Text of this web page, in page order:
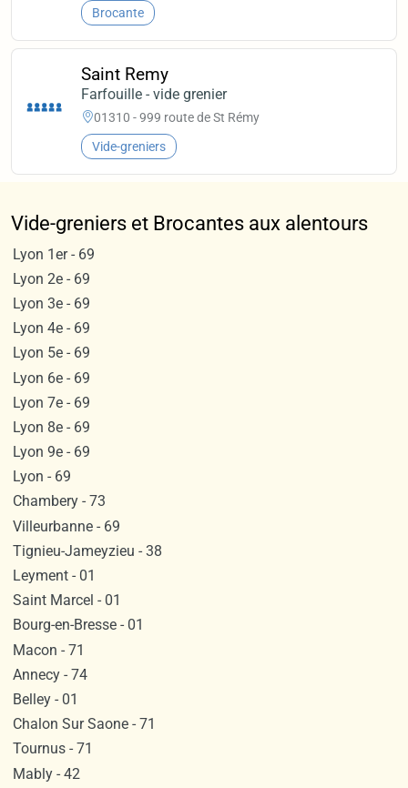
Brocante
Saint Remy
Farfouille - vide grenier
01310 - 999 route de St Rémy
Vide-greniers
Vide-greniers et Brocantes aux alentours
Lyon 1er - 69
Lyon 2e - 69
Lyon 3e - 69
Lyon 4e - 69
Lyon 5e - 69
Lyon 6e - 69
Lyon 7e - 69
Lyon 8e - 69
Lyon 9e - 69
Lyon - 69
Chambery - 73
Villeurbanne - 69
Tignieu-Jameyzieu - 38
Leyment - 01
Saint Marcel - 01
Bourg-en-Bresse - 01
Macon - 71
Annecy - 74
Belley - 01
Chalon Sur Saone - 71
Tournus - 71
Mably - 42